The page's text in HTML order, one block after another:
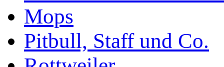
Mops
Pitbull, Staff und Co.